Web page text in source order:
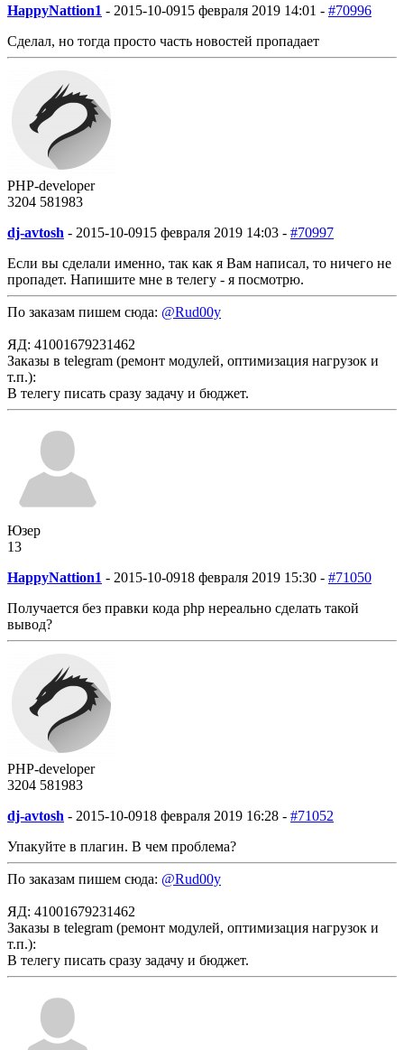
HappyNattion1 - 2015-10-0915 февраля 2019 14:01 - #70996
Сделал, но тогда просто часть новостей пропадает
PHP-developer
3204 581983
dj-avtosh - 2015-10-0915 февраля 2019 14:03 - #70997
Если вы сделали именно, так как я Вам написал, то ничего не
пропадет. Напишите мне в телегу - я посмотрю.
По заказам пишем сюда: @Rud00y
ЯД: 41001679231462
Заказы в telegram (ремонт модулей, оптимизация нагрузок и
т.п.):
В телегу писать сразу задачу и бюджет.
Юзер
13
HappyNattion1 - 2015-10-0918 февраля 2019 15:30 - #71050
Получается без правки кода php нереально сделать такой
вывод?
PHP-developer
3204 581983
dj-avtosh - 2015-10-0918 февраля 2019 16:28 - #71052
Упакуйте в плагин. В чем проблема?
По заказам пишем сюда: @Rud00y
ЯД: 41001679231462
Заказы в telegram (ремонт модулей, оптимизация нагрузок и
т.п.):
В телегу писать сразу задачу и бюджет.